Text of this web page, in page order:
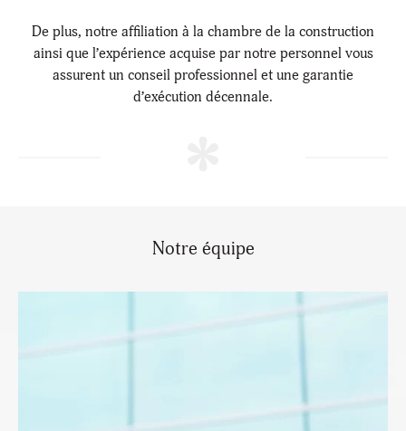
De plus, notre affiliation à la chambre de la construction
ainsi que l’expérience acquise par notre personnel vous
assurent un conseil professionnel et une garantie
d’exécution décennale.
Notre équipe